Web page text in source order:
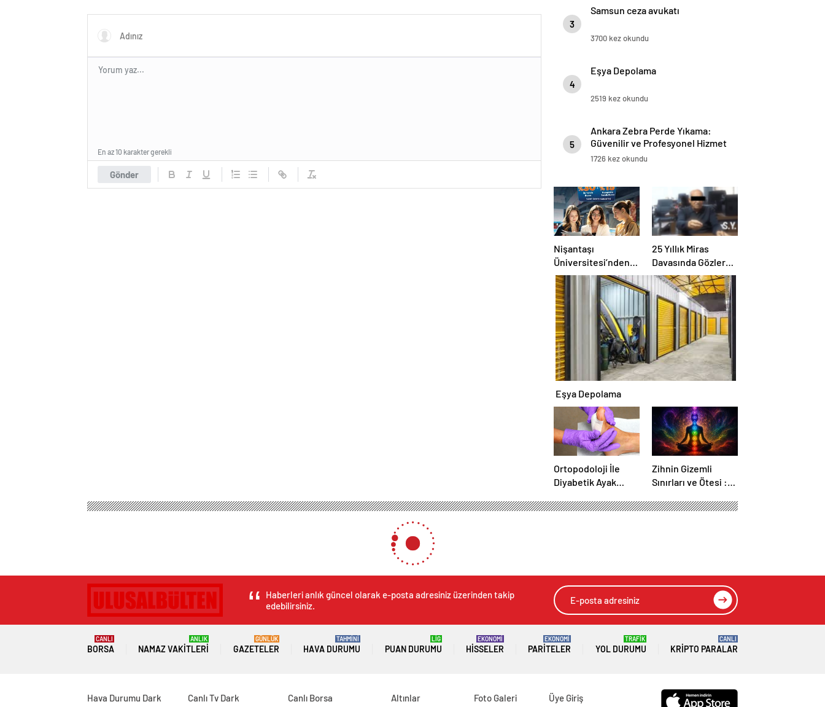
Gönder
En az 10 karakter gerekli
3
Samsun ceza avukatı
3700 kez okundu
4
Eşya Depolama
2519 kez okundu
5
Ankara Zebra Perde Yıkama:
Güvenilir ve Profesyonel Hizmet
1726 kez okundu
Nişantaşı
Üniversitesi’nden
2026 YKS
Adaylarına Çifte
Güvence: Sabit
Ücret ve Kesintisiz
Burs
25 Yıllık Miras
Davasında Gözler
Temmuz Ayındaki
Karar Duruşmasına
Çevrildi
Eşya Depolama
Ortopodoloji İle
Diyabetik Ayak
Zihnin Gizemli
Sınırları ve Ötesi :
Haberleri anlık güncel olarak e-posta adresiniz üzerinden takip
edebilirsiniz.
BORSA
CANLI
NAMAZ VAKITLERI
ANLIK
GAZETELER
GÜNLÜK
HAVA DURUMU
TAHMİNİ
PUAN DURUMU
LİG
HISSELER
EKONOMİ
PARITELER
EKONOMİ
YOL DURUMU
TRAFİK
KRIPTO PARALAR
CANLI
Hava Durumu Dark Canlı Tv Dark Canlı Borsa Altınlar Foto Galeri Üye Giriş